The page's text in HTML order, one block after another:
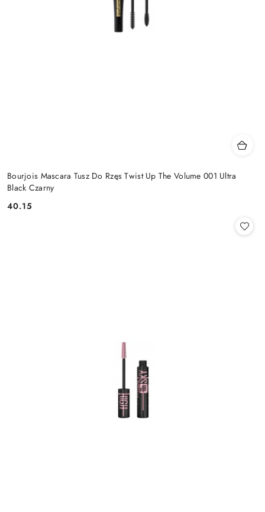
Bourjois Mascara Tusz Do Rzęs Twist Up The Volume 001 Ultra
Black Czarny
Cena:
40.15